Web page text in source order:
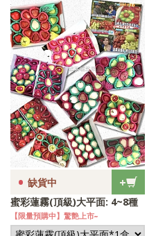
+
• 缺貨中
蜜彩蓮霧(頂級)大平面: 4~8種
【限量預購中】驚艶上市~